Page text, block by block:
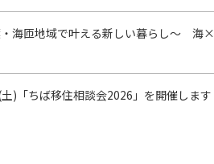
・海匝地域で叶える新しい暮らし～ 海
)「ちば移住相談会2026」を開催します